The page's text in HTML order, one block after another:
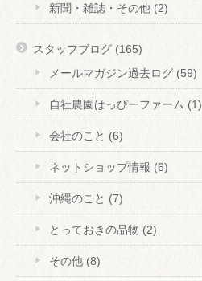
新聞・雑誌・その他 (2)
スタッフブログ (165)
メールマガジン過去ログ (59)
自社農園はっぴーファーム (1)
会社のこと (6)
ネットショップ情報 (6)
沖縄のこと (7)
とっておきの品物 (2)
その他 (8)